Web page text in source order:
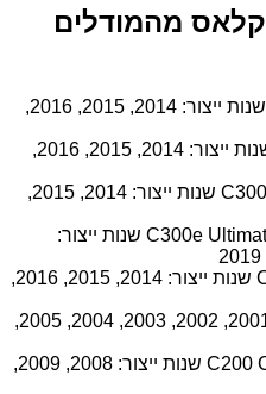
שיפוץ גיר מרצדס C קלאס מהמודלים
מרצדס C קלאס 1.6 C180 AVG שנות ייצור: 2014, 2015, 2016,
מרצדס C קלאס 3.0 C43 AMG שנות ייצור: 2014, 2015, 2016,
מרצדס C קלאס 2.0 C300e Harmony שנות ייצור: 2014, 2015,
מרצדס C קלאס 2.0 C300e Ultimate Harmony שנות ייצור:
מרצדס C קלאס 2.0 C300e AMG שנות ייצור: 2014, 2015, 2016,
מרצדס C קלאס 1.8 שנות ייצור: 2001, 2002, 2003, 2004, 2005,
מרצדס C קלאס 1.8 בנזין C200 Classic שנות ייצור: 2008, 2009,